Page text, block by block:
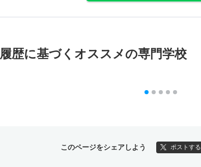
歴に基づく オススメの専門学校
このページをシェアしよう ポストする